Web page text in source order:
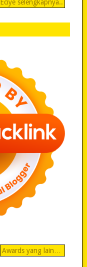
Eciye selengkapnya..
Awards yang lain…